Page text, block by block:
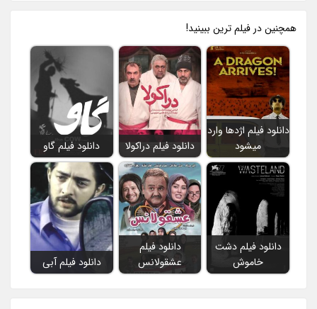
همچنين در فيلم ترين ببينيد!
دانلود فیلم اژدها وارد
میشود
دانلود فیلم دراکولا دانلود فیلم گاو
دانلود فیلم دشت
خاموش
دانلود فیلم
عشقولانس
دانلود فیلم آبی